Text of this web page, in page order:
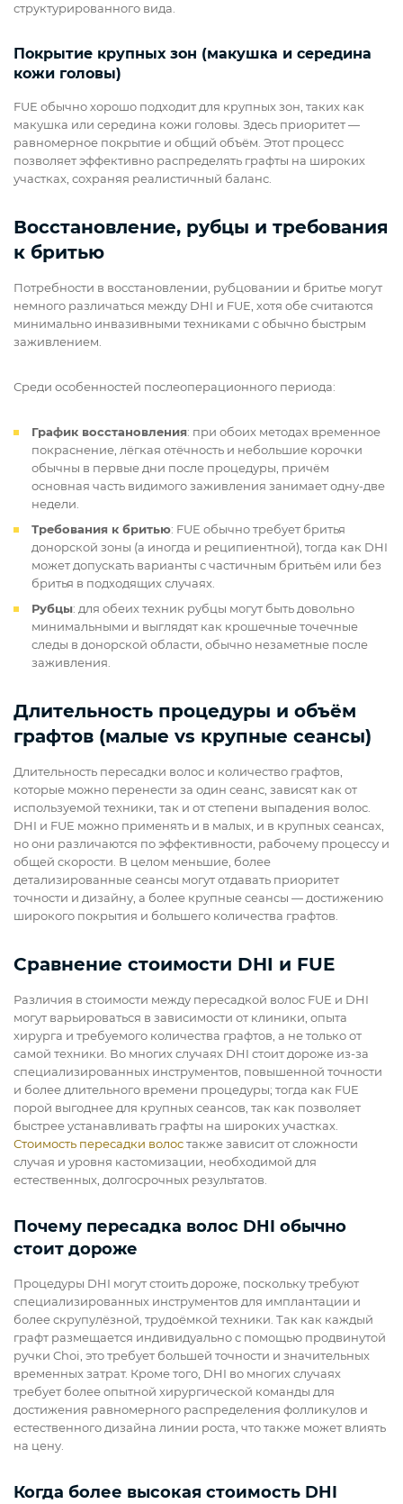
структурированного вида.
Покрытие крупных зон (макушка и середина
кожи головы)
FUE обычно хорошо подходит для крупных зон, таких как
макушка или середина кожи головы. Здесь приоритет —
равномерное покрытие и общий объём. Этот процесс
позволяет эффективно распределять графты на широких
участках, сохраняя реалистичный баланс.
Восстановление, рубцы и требования
к бритью
Потребности в восстановлении, рубцовании и бритье могут
немного различаться между DHI и FUE, хотя обе считаются
минимально инвазивными техниками с обычно быстрым
заживлением.
Среди особенностей послеоперационного периода:
График восстановления: при обоих методах временное
покраснение, лёгкая отёчность и небольшие корочки
обычны в первые дни после процедуры, причём
основная часть видимого заживления занимает одну-две
недели.
Требования к бритью: FUE обычно требует бритья
донорской зоны (а иногда и реципиентной), тогда как DHI
может допускать варианты с частичным бритьём или без
бритья в подходящих случаях.
Рубцы: для обеих техник рубцы могут быть довольно
минимальными и выглядят как крошечные точечные
следы в донорской области, обычно незаметные после
заживления.
Длительность процедуры и объём
графтов (малые vs крупные сеансы)
Длительность пересадки волос и количество графтов,
которые можно перенести за один сеанс, зависят как от
используемой техники, так и от степени выпадения волос.
DHI и FUE можно применять и в малых, и в крупных сеансах,
но они различаются по эффективности, рабочему процессу и
общей скорости. В целом меньшие, более
детализированные сеансы могут отдавать приоритет
точности и дизайну, а более крупные сеансы — достижению
широкого покрытия и большего количества графтов.
Сравнение стоимости DHI и FUE
Различия в стоимости между пересадкой волос FUE и DHI
могут варьироваться в зависимости от клиники, опыта
хирурга и требуемого количества графтов, а не только от
самой техники. Во многих случаях DHI стоит дороже из-за
специализированных инструментов, повышенной точности
и более длительного времени процедуры; тогда как FUE
порой выгоднее для крупных сеансов, так как позволяет
быстрее устанавливать графты на широких участках.
Стоимость пересадки волостакже зависит от сложности
случая и уровня кастомизации, необходимой для
естественных, долгосрочных результатов.
Почему пересадка волос DHI обычно
стоит дороже
Процедуры DHI могут стоить дороже, поскольку требуют
специализированных инструментов для имплантации и
более скрупулёзной, трудоёмкой техники. Так как каждый
графт размещается индивидуально с помощью продвинутой
ручки Choi, это требует большей точности и значительных
временных затрат. Кроме того, DHI во многих случаях
требует более опытной хирургической команды для
достижения равномерного распределения фолликулов и
естественного дизайна линии роста, что также может влиять
на цену.
Когда более высокая стоимость DHI